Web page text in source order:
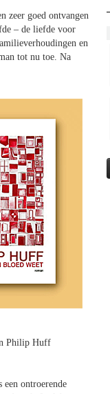
zeer goed ontvangen
– de liefde voor
en
tot nu toe. Na
Philip Huff
een ontroerende